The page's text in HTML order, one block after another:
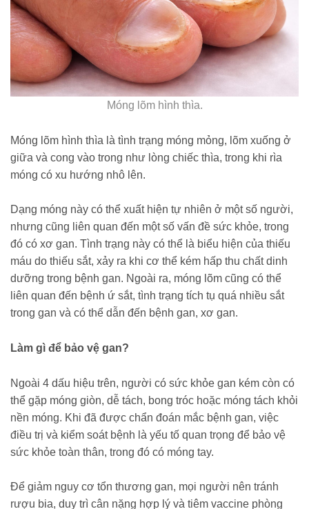
Móng lõm hình thìa.
Móng lõm hình thìa là tình trạng móng mỏng, lõm xuống ở
giữa và cong vào trong như lòng chiếc thìa, trong khi rìa
móng có xu hướng nhô lên.
Dạng móng này có thể xuất hiện tự nhiên ở một số người,
nhưng cũng liên quan đến một số vấn đề sức khỏe, trong
đó có xơ gan. Tình trạng này có thể là biểu hiện của thiếu
máu do thiếu sắt, xảy ra khi cơ thể kém hấp thu chất dinh
dưỡng trong bệnh gan. Ngoài ra, móng lõm cũng có thể
liên quan đến bệnh ứ sắt, tình trạng tích tụ quá nhiều sắt
trong gan và có thể dẫn đến bệnh gan, xơ gan.
Làm gì để bảo vệ gan?
Ngoài 4 dấu hiệu trên, người có sức khỏe gan kém còn có
thể gặp móng giòn, dễ tách, bong tróc hoặc móng tách khỏi
nền móng. Khi đã được chẩn đoán mắc bệnh gan, việc
điều trị và kiểm soát bệnh là yếu tố quan trọng để bảo vệ
sức khỏe toàn thân, trong đó có móng tay.
Để giảm nguy cơ tổn thương gan, mọi người nên tránh
rượu bia, duy trì cân nặng hợp lý và tiêm vaccine phòng